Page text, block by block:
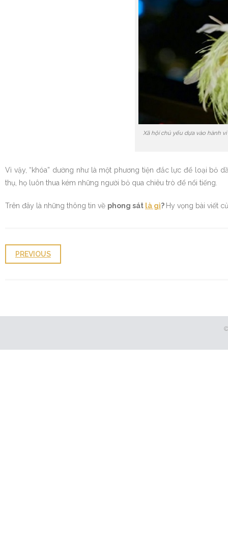
Xã hội chủ yếu dựa vào hành
Vì vậy, “khóa” dường như là một phương tiện đắc lực để loại bỏ
thụ, họ luôn thua kém những người bỏ qua chiêu trò để nổi tiếng.
Trên đây là những thông tin về phong sát là gì? Hy vọng bài viết
PREVIOUS